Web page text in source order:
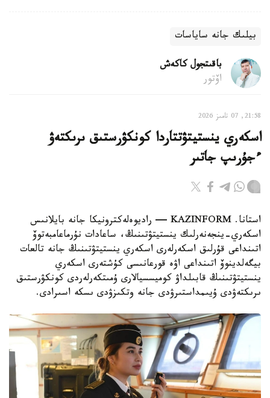
بيلىك جانە ساياسات
باقىتجول كاكەش
اۆتور
21:58, 07 تامىز 2026
اسكەري ينستيتۋتتاردا كونكۋرستىق ىرىكتەۋ
ءجۇرىپ جاتىر
استانا. KAZINFORM — راديوەلەكترونيكا جانە بايلانىس
اسكەري-ينجەنەرلىك ينستيتۋتىنىڭ، ساعادات نۇرماعامبەتوۆ
اتىنداعى قۇرلىق اسكەرلەرى اسكەري ينستيتۋتىنىڭ جانە تالعات
بيگەلدينوۆ اتىنداعى اۋە قورعانىسى كۇشتەرى اسكەري
ينستيتۋتىنىڭ قابىلداۋ كوميسسيالارى ۇمىتكەرلەردى كونكۋرستىق
ىرىكتەۋدى ۇيىمداستىرۋدى جانە وتكىزۋدى ىسكە اسىرادى.